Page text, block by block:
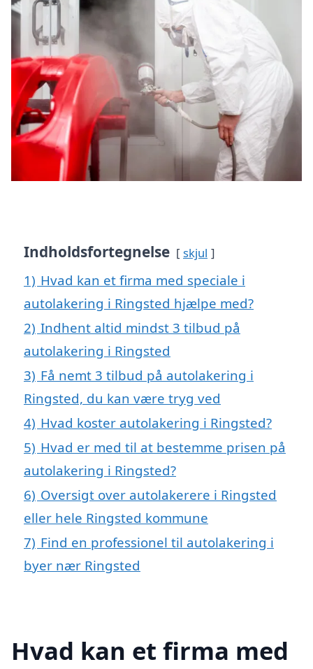
Indholdsfortegnelse skjul
1) Hvad kan et firma med speciale i
autolakering i Ringsted hjælpe med?
2) Indhent altid mindst 3 tilbud på
autolakering i Ringsted
3) Få nemt 3 tilbud på autolakering i
Ringsted, du kan være tryg ved
4) Hvad koster autolakering i Ringsted?
5) Hvad er med til at bestemme prisen på
autolakering i Ringsted?
6) Oversigt over autolakerere i Ringsted
eller hele Ringsted kommune
7) Find en professionel til autolakering i
byer nær Ringsted
Hvad kan et firma med